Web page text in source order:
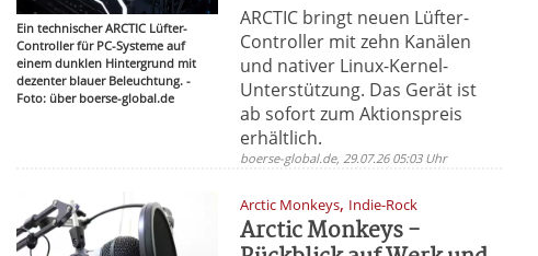
Ein technischer ARCTIC Lüfter-
Controller für PC-Systeme auf
einem dunklen Hintergrund mit
dezenter blauer Beleuchtung. -
Foto: über boerse-global.de
ARCTIC bringt neuen Lüfter-
Controller mit zehn Kanälen
und nativer Linux-Kernel-
Unterstützung. Das Gerät ist
ab sofort zum Aktionspreis
erhältlich.
boerse-global.de, 29.07.26 05:03 Uhr
Arctic Monkeys, Indie-Rock
Arctic Monkeys -